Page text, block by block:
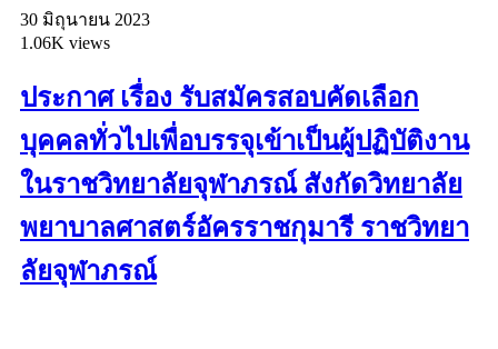
30 มิถุนายน 2023
1.06K views
ประกาศ เรื่อง รับสมัครสอบคัดเลือก
บุคคลทั่วไปเพื่อบรรจุเข้าเป็นผู้ปฏิบัติงาน
ในราชวิทยาลัยจุฬาภรณ์ สังกัดวิทยาลัย
พยาบาลศาสตร์อัครราชกุมารี ราชวิทยา
ลัยจุฬาภรณ์